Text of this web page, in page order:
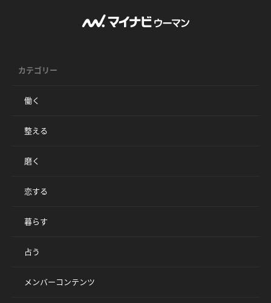
カテゴリー
働く
整える
磨く
恋する
暮らす
占う
メンバーコンテンツ